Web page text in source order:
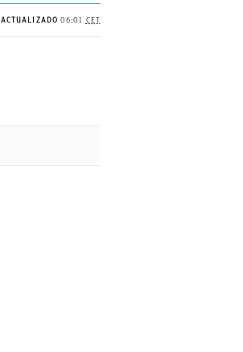
ACTUALIZADO 06:01 CET